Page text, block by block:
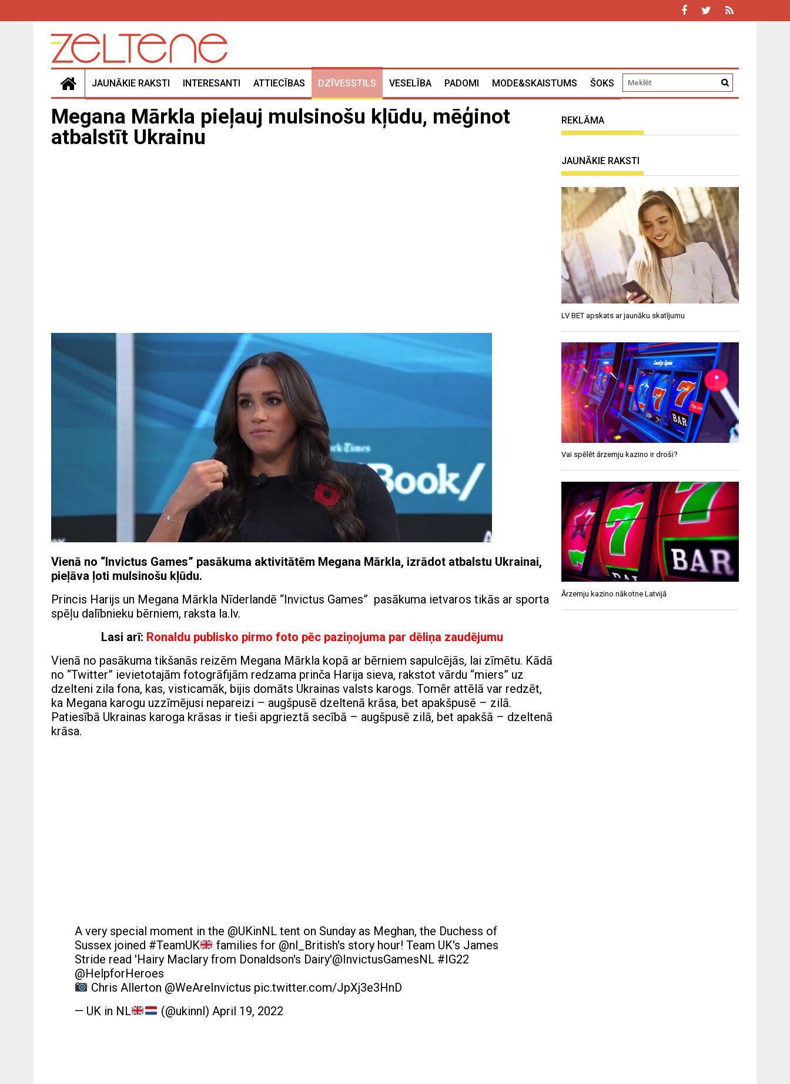
JAUNĀKIE RAKSTI INTERESANTI ATTIECĪBAS DZĪVESSTILS VESELĪBA PADOMI MODE&SKAISTUMS ŠOKS
Megana Mārkla pieļauj mulsinošu kļūdu, mēģinot
atbalstīt Ukrainu
Vienā no “Invictus Games” pasākuma aktivitātēm Megana Mārkla, izrādot atbalstu Ukrainai,
pieļāva ļoti mulsinošu kļūdu.
Princis Harijs un Megana Mārkla Nīderlandē “Invictus Games” pasākuma ietvaros tikās ar sporta
spēļu dalībnieku bērniem, raksta la.lv.
Lasi arī: Ronaldu publisko pirmo foto pēc paziņojuma par dēliņa zaudējumu
Vienā no pasākuma tikšanās reizēm Megana Mārkla kopā ar bērniem sapulcējās, lai zīmētu. Kādā
no “Twitter” ievietotajām fotogrāfijām redzama prinča Harija sieva, rakstot vārdu “miers” uz
dzelteni zila fona, kas, visticamāk, bijis domāts Ukrainas valsts karogs. Tomēr attēlā var redzēt,
ka Megana karogu uzzīmējusi nepareizi – augšpusē dzeltenā krāsa, bet apakšpusē – zilā.
Patiesībā Ukrainas karoga krāsas ir tieši apgrieztā secībā – augšpusē zilā, bet apakšā – dzeltenā
krāsa.
A very special moment in the @UKinNL tent on Sunday as Meghan, the Duchess of
Sussex joined #TeamUK families for @nl_British's story hour! Team UK's James
Stride read 'Hairy Maclary from Donaldson's Dairy'@InvictusGamesNL #IG22
@HelpforHeroes
Chris Allerton @WeAreInvictus pic.twitter.com/JpXj3e3HnD
— UK in NL
(@ukinnl) April 19, 2022
REKLĀMA
JAUNĀKIE RAKSTI
LV BET apskats ar jaunāku skatījumu
Vai spēlēt ārzemju kazino ir droši?
Ārzemju kazino nākotne Latvijā